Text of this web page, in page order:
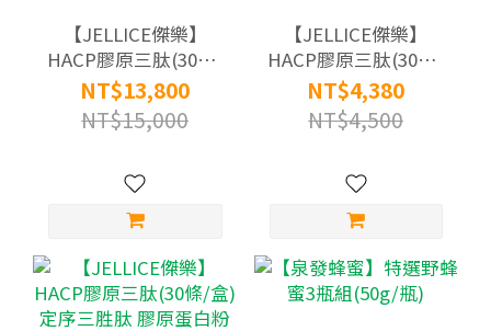
【JELLICE傑樂】
HACP膠原三肽(30條/
盒) 定序三胜肽 膠原
蛋白粉x10盒 (通過國
際100% A.A.無添加驗
NT$13,800
NT$15,000
【JELLICE傑樂】
HACP膠原三肽(30條/
盒) 定序三胜肽 膠原
蛋白粉x3盒 (通過國際
100% A.A.無添加驗證)
NT$4,380
NT$4,500